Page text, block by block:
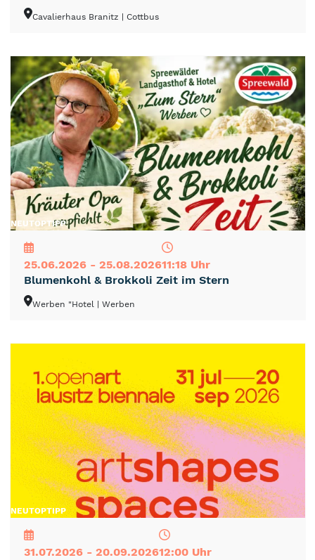
Cavalierhaus Branitz | Cottbus
NEUTOPTIPP
25.06.2026 - 25.08.202611:18 Uhr
Blumenkohl & Brokkoli Zeit im Stern
Werben "Hotel | Werben
NEUTOPTIPP
31.07.2026 - 20.09.202612:00 Uhr